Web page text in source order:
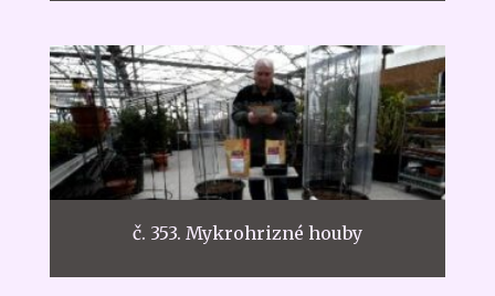
č. 353. Mykrohrizné houby